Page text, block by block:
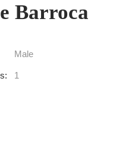
Barroca
Male
1